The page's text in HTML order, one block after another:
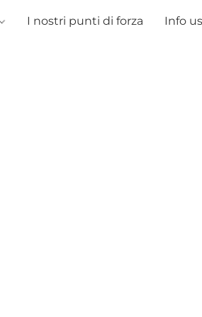
I nostri punti di forza Info